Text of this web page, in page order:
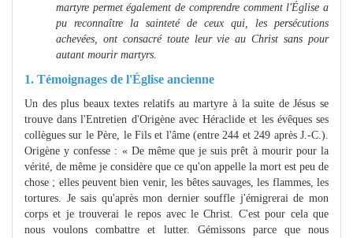
martyre permet également de comprendre comment l'Église a
pu reconnaître la sainteté de ceux qui, les persécutions
achevées, ont consacré toute leur vie au Christ sans pour
autant mourir martyrs.
1. Témoignages de l'Église ancienne
Un des plus beaux textes relatifs au martyre à la suite de Jésus se
trouve dans l'Entretien d'Origène avec Héraclide et les évêques ses
collègues sur le Père, le Fils et l'âme (entre 244 et 249 après J.-C.).
Origène y confesse : « De même que je suis prêt à mourir pour la
vérité, de même je considère que ce qu'on appelle la mort est peu de
chose ; elles peuvent bien venir, les bêtes sauvages, les flammes, les
tortures. Je sais qu'après mon dernier souffle j'émigrerai de mon
corps et je trouverai le repos avec le Christ. C'est pour cela que
nous voulons combattre et lutter. Gémissons parce que nous